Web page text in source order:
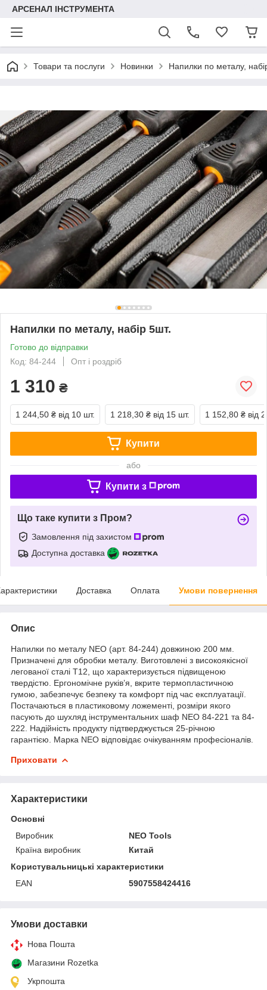
АРСЕНАЛ ІНСТРУМЕНТА
Товари та послуги Новинки Напилки по металу,
Напилки по металу, набір 5шт.
Готово до відправки
Код: 84-244
Опт і роздріб
1 310 ₴
1 244,50 ₴ від 10 шт. 1 218,30 ₴ від 15 шт. 1 152,80 ₴ від
Купити
або
Купити з
Що таке купити з Пром?
Замовлення під захистом
Доступна доставка
Доставка Оплата Умови повернення
Опис
Напилки по металу NEO (арт. 84-244) довжиною 200 мм.
Призначені для обробки металу. Виготовлені з високоякісної
легованої сталі T12, що характеризується підвищеною
твердістю. Ергономічне руків’я, вкрите термопластичною
гумою, забезпечує безпеку та комфорт під час експлуатації.
Постачаються в пластиковому ложементі, розміри якого
пасують до шухляд інструментальних шаф NEO 84-221 та 84-
222. Надійність продукту підтверджується 25-річною
гарантією. Марка NEO відповідає очікуванням професіоналів.
Приховати
Характеристики
Основні
Виробник
NEO Tools
Країна виробник
Китай
Користувальницькі характеристики
EAN
5907558424416
Умови доставки
Нова Пошта
Магазини Rozetka
Укрпошта